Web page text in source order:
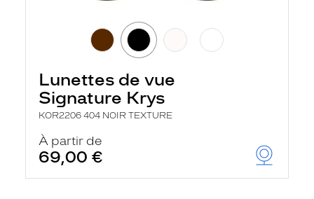
Lunettes de vue
Signature Krys
KOR2206 404 NOIR TEXTURE
À partir de
69,00 €